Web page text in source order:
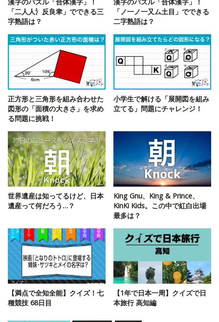
「二人人氵反良聿」でできる三
字熟語は？
「ノ一ノ一又ム土目」でできる
二字熟語は？
正方形と三角形を組み合わせた
図形の「面積の大きさ」を求め
る問題に挑戦！
小学生で解ける「展開図を組み
立てる」問題にチャレンジ！
世界遺産は知ってるけど、日本
遺産って何だろう…？
King Gnu、King & Prince、
KinKi Kids。この中で紅白出場
最多は？
【満点で全知全能】クイズ！七
種競技 68日目
【1年で日本一周】クイズで日
本旅行 高知編